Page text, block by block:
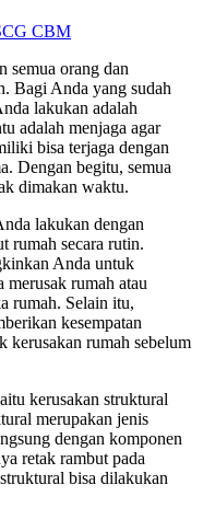
CBM
semua orang dan
Bagi Anda yang sudah
lakukan adalah
adalah menjaga agar
bisa terjaga dengan
Dengan begitu, semua
dimakan waktu.
lakukan dengan
rumah secara rutin.
Anda untuk
rumah atau
rumah. Selain itu,
kesempatan
kerusakan rumah sebelum
kerusakan struktural
merupakan jenis
dengan komponen
retak rambut pada
bisa dilakukan